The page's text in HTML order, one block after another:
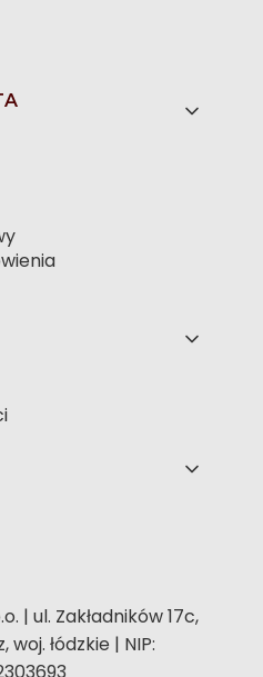
| ul. Zakładników 17c,
łódzkie | NIP: